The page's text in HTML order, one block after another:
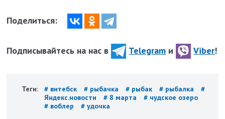
Поделиться:
Подписывайтесь на нас в Telegram и Viber!
Теги: # витебск # рыбачка # рыбак # рыбалка
#
Яндекс.новости
# 8 марта
# чудское озеро
# воблер
# удочка